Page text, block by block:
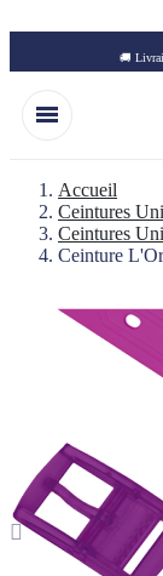
🚚
Accueil
Ceintures
Ceintures
Ceinture